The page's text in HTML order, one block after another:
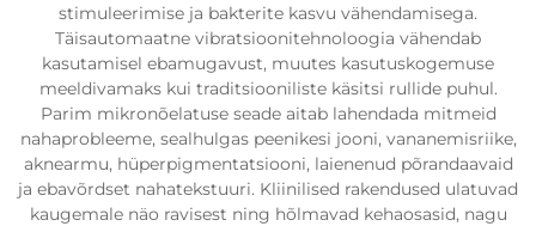
stimuleerimise ja bakterite kasvu vähendamisega.
Täisautomaatne vibratsioonitehnoloogia vähendab
kasutamisel ebamugavust, muutes kasutuskogemuse
meeldivamaks kui traditsiooniliste käsitsi rullide puhul.
Parim mikronõelatuse seade aitab lahendada mitmeid
nahaprobleeme, sealhulgas peenikesi jooni, vananemisriike,
aknearmu, hüperpigmentatsiooni, laienenud põrandaavaid
ja ebavõrdset nahatekstuuri. Kliinilised rakendused ulatuvad
kaugemale näo ravisest ning hõlmavad kehaosasid, nagu